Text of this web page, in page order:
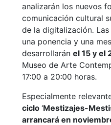
analizarán los nuevos
comunicación cultural
de la digitalización.
una ponencia y una
desarrollarán el 15 y el
Museo de Arte
17:00 a 20:00 horas.
Especialmente
ciclo ‘Mestizajes-
arrancará en